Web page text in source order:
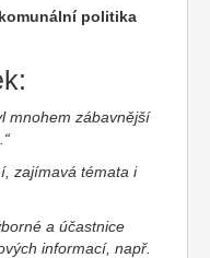
politika
mnohem zábavnější
zajímavá témata i
a účastnice
informací, např.